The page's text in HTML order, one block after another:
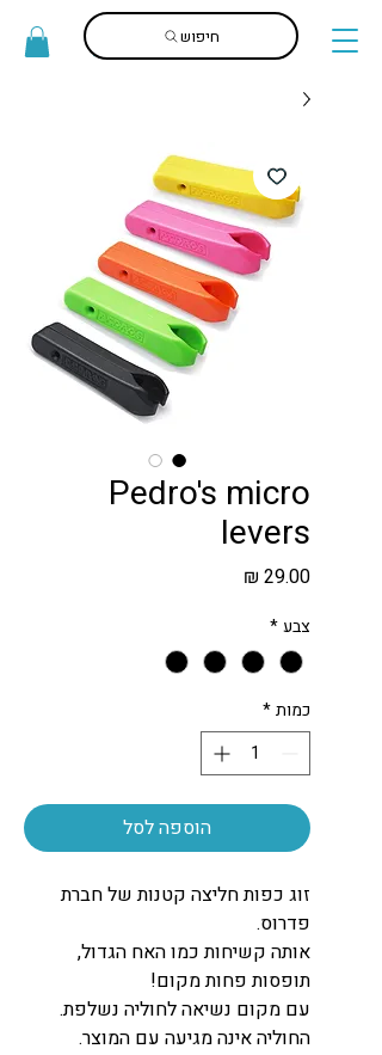
חיפוש
Pedro's micro
levers
צבע*
כמות*
הוספה לסל
זוג כפות חליצה קטנות של חברת
פדרוס.
אותה קשיחות כמו האח הגדול,
תופסות פחות מקום!
עם מקום נשיאה לחוליה נשלפת.
החוליה אינה מגיעה עם המוצר.